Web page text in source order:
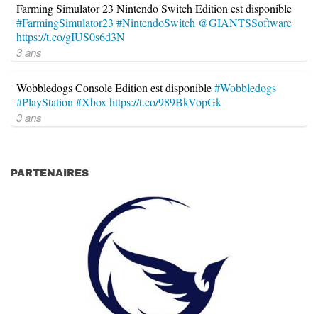
Farming Simulator 23 Nintendo Switch Edition est disponible
#FarmingSimulator23 #NintendoSwitch @GIANTSSoftware
https://t.co/gIUS0s6d3N
3 ans
Wobbledogs Console Edition est disponible#Wobbledogs
#PlayStation #Xbox https://t.co/989BkVopGk
3 ans
PARTENAIRES